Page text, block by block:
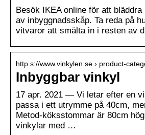
Besök IKEA online för att
av inbyggnadsskåp. Ta reda på
vitvaror att smälta in i resten av
http s://www.vinkylen.se › product-
Inbyggbar vinkyl
17 apr. 2021 — Vi letar efter en
passa i ett utrymme på 40cm,
Metod-köksstommar är 80cm
vinkylar med …